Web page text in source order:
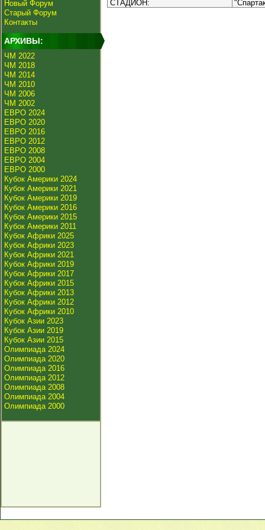
Новый Форум
Старый Форум
Контакты
АРХИВЫ:
ЧМ 2022
ЧМ 2018
ЧМ 2014
ЧМ 2010
ЧМ 2006
ЧМ 2002
ЕВРО 2024
ЕВРО 2020
ЕВРО 2016
ЕВРО 2012
ЕВРО 2008
ЕВРО 2004
ЕВРО 2000
Кубок Америки 2024
Кубок Америки 2021
Кубок Америки 2019
Кубок Америки 2016
Кубок Америки 2015
Кубок Америки 2011
Кубок Африки 2025
Кубок Африки 2023
Кубок Африки 2021
Кубок Африки 2019
Кубок Африки 2017
Кубок Африки 2015
Кубок Африки 2013
Кубок Африки 2012
Кубок Африки 2010
Кубок Азии 2023
Кубок Азии 2019
Кубок Азии 2015
Олимпиада 2024
Олимпиада 2020
Олимпиада 2016
Олимпиада 2012
Олимпиада 2008
Олимпиада 2004
Олимпиада 2000
СТАДИОН: